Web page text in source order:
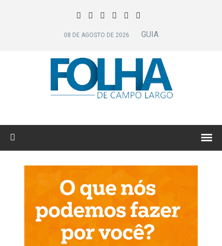
08 DE AGOSTO DE 2026 GUIA